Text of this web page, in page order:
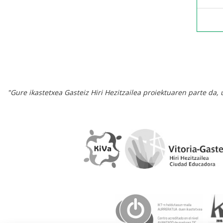
"Gure ikastetxea Gasteiz Hiri Hezitzailea proiektuaren parte